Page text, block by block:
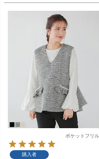
ポケットフリ
購入者